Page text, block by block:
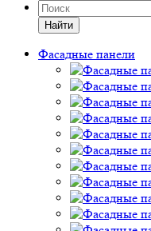
Найти
Фасадные панели